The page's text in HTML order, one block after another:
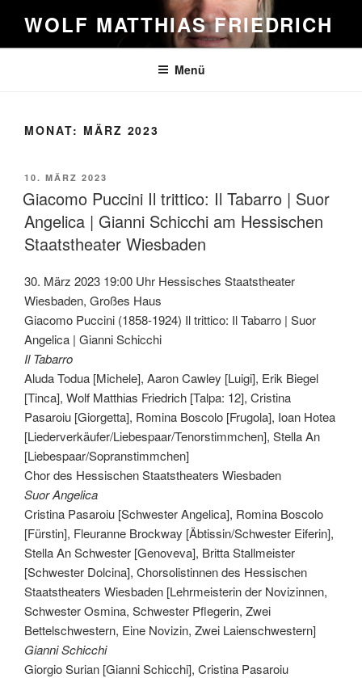
Inhalt
springen
WOLF MATTHIAS FRIEDRICH
Menü
MONAT: MÄRZ 2023
VERÖFFENTLICHT
AM
10. MÄRZ 2023
Giacomo Puccini Il trittico: Il Tabarro | Suor
Angelica | Gianni Schicchi am Hessischen
Staatstheater Wiesbaden
30. März 2023 19:00 Uhr Hessisches Staatstheater
Wiesbaden, Großes Haus
Giacomo Puccini (1858-1924) Il trittico: Il Tabarro | Suor
Angelica | Gianni Schicchi
Il Tabarro
Aluda Todua [Michele], Aaron Cawley [Luigi], Erik Biegel
[Tinca], Wolf Matthias Friedrich [Talpa: 12], Cristina
Pasaroiu [Giorgetta], Romina Boscolo [Frugola], Ioan Hotea
[Liederverkäufer/Liebespaar/Tenorstimmchen], Stella An
[Liebespaar/Sopranstimmchen]
Chor des Hessischen Staatstheaters Wiesbaden
Suor Angelica
Cristina Pasaroiu [Schwester Angelica], Romina Boscolo
[Fürstin], Fleuranne Brockway [Äbtissin/Schwester Eiferin],
Stella An Schwester [Genoveva], Britta Stallmeister
[Schwester Dolcina], Chorsolistinnen des Hessischen
Staatstheaters Wiesbaden [Lehrmeisterin der Novizinnen,
Schwester Osmina, Schwester Pflegerin, Zwei
Bettelschwestern, Eine Novizin, Zwei Laienschwestern]
Gianni Schicchi
Giorgio Surian [Gianni Schicchi], Cristina Pasaroiu